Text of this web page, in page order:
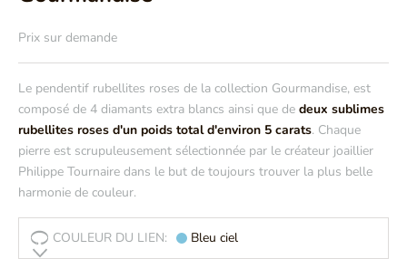
Prix sur demande
Le pendentif rubellites roses de la collection Gourmandise, est
composé de 4 diamants extra blancs ainsi que de deux sublimes
rubellites roses d'un poids total d'environ 5 carats. Chaque
pierre est scrupuleusement sélectionnée par le créateur joaillier
Philippe Tournaire dans le but de toujours trouver la plus belle
harmonie de couleur.
COULEUR DU LIEN: Bleu ciel